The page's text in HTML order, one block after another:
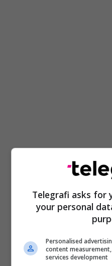
Telegrafi asks for
your personal
Personalised
content
services development